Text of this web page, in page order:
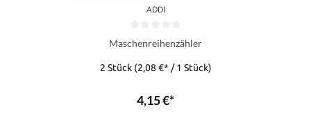
ADDI
Maschenreihenzähler
2 Stück (2,08 €* / 1 Stück)
4,15 €*